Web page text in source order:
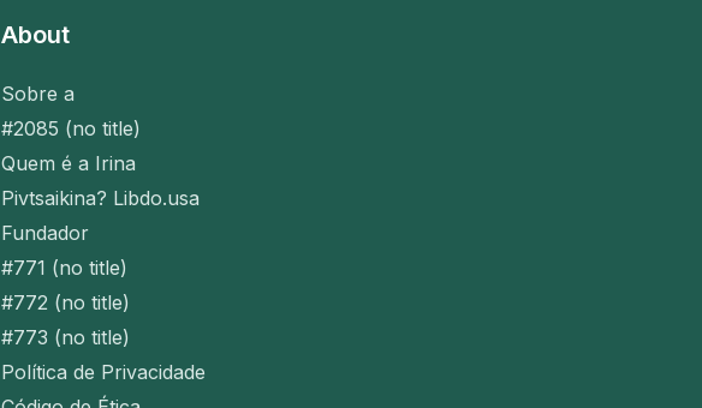
About
Sobre a
#2085 (no title)
Quem é a Irina
Pivtsaikina? Libdo.usa
Fundador
#771 (no title)
#772 (no title)
#773 (no title)
Política de Privacidade